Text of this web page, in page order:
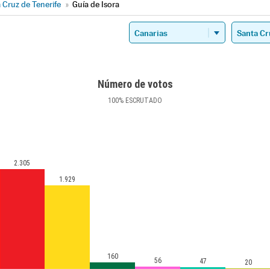
Cruz de Tenerife » Guía de Isora
Número de votos
100% ESCRUTADO
2.305
1.929
160 56 47 20